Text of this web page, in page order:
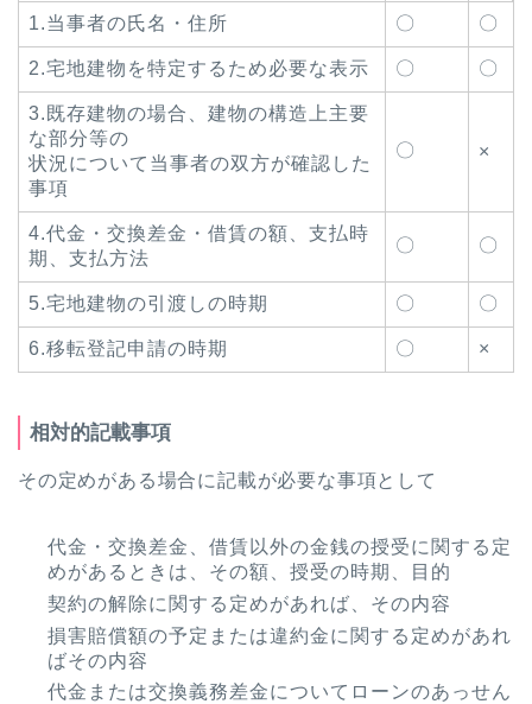
1.当事者の氏名・住所 〇 〇
2.宅地建物を特定するため必要な表示 〇 〇
3.既存建物の場合、建物の構造上主要
な部分等の
状況について当事者の双方が確認した
事項
〇 ×
4.代金・交換差金・借賃の額、支払時
期、支払方法
〇 〇
5.宅地建物の引渡しの時期 〇 〇
6.移転登記申請の時期 〇 ×
相対的記載事項
その定めがある場合に記載が必要な事項として
代金・交換差金、借賃以外の金銭の授受に関する定
めがあるときは、その額、授受の時期、目的
契約の解除に関する定めがあれば、その内容
損害賠償額の予定または違約金に関する定めがあれ
ばその内容
代金または交換義務差金についてローンのあっせん